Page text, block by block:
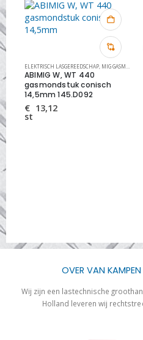
ELEKTRISCH LASGEREEDSCHAP, MIG GASMONDSTUKKEN
ABIMIG W, WT 440
gasmondstuk conisch
14,5mm 145.D092
€ 13,12
st
OVER VAN
Wij zijn een lastechnische
Holland leveren wij